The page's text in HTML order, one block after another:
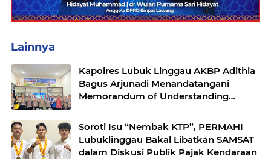
Lainnya
Kapolres Lubuk Linggau AKBP Adithia
Bagus Arjunadi Menandatangani
Memorandum of Understanding
Pendidikan dan Kebudayaan
Soroti Isu “Nembak KTP”, PERMAHI
Lubuklinggau Bakal Libatkan SAMSAT
dalam Diskusi Publik Pajak Kendaraan